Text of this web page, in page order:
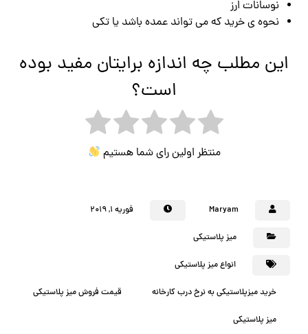
نوسانات ارز
نحوه ی خرید که می تواند عمده باشد یا تکی
این مطلب چه اندازه برایتان مفید بوده
است؟
منتظر اولین رای شما هستیم
Maryam فوریه ۱, ۲۰۱۹
میز پلاستیکی
انواع میز پلاستیکی
خرید میزپلاستیکی به نرخ درب کارخانه قیمت فروش میز پلاستیکی
میز پلاستیکی